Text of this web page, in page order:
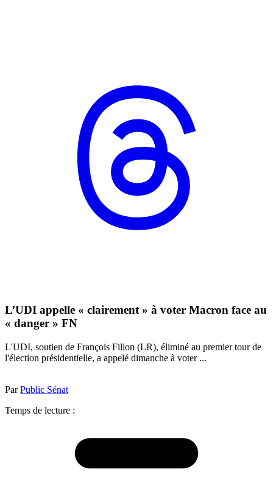
L’UDI appelle « clairement » à voter Macron face au
« danger » FN
L'UDI, soutien de François Fillon (LR), éliminé au premier tour de
l'élection présidentielle, a appelé dimanche à voter ...
ParPublic Sénat
Temps de lecture :